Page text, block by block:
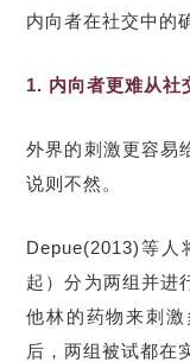
内向者在社交中的
1. 内向者更难从社
外界的刺激更容易
说则不然。
Depue(2013)等人
起）分为两组并进
他林的药物来刺
后，两组被试都在